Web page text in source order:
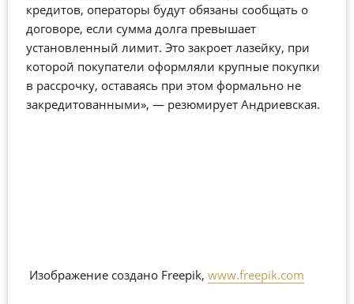
кредитов, операторы будут обязаны сообщать о
договоре, если сумма долга превышает
установленный лимит. Это закроет лазейку, при
которой покупатели оформляли крупные покупки
в рассрочку, оставаясь при этом формально не
закредитованными», — резюмирует Андриевская.
Изображение создано Freepik, www.freepik.com